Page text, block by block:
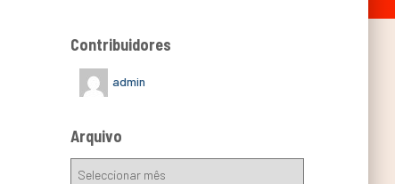
Contribuidores
admin
Arquivo